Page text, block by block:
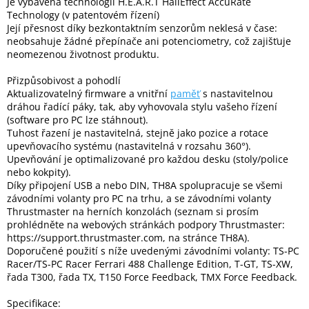
Technology (v patentovém řízení)
Její přesnost díky bezkontaktním senzorům neklesá v čase:
neobsahuje žádné přepínače ani potenciometry, což zajišťuje
neomezenou životnost produktu.
Přizpůsobivost a pohodlí
Aktualizovatelný firmware a vnitřní paměťs nastavitelnou
dráhou řadící páky, tak, aby vyhovovala stylu vašeho řízení
(software pro PC lze stáhnout).
Tuhost řazení je nastavitelná, stejně jako pozice a rotace
upevňovacího systému (nastavitelná v rozsahu 360°).
Upevňování je optimalizované pro každou desku (stoly/police
nebo kokpity).
Díky připojení USB a nebo DIN, TH8A spolupracuje se všemi
závodními volanty pro PC na trhu, a se závodními volanty
Thrustmaster na herních konzolách (seznam si prosím
prohlédněte na webových stránkách podpory Thrustmaster:
https://support.thrustmaster.com, na stránce TH8A).
Doporučené použití s níže uvedenými závodními volanty: TS-PC
Racer/TS-PC Racer Ferrari 488 Challenge Edition, T-GT, TS-XW,
řada T300, řada TX, T150 Force Feedback, TMX Force Feedback.
Specifikace: